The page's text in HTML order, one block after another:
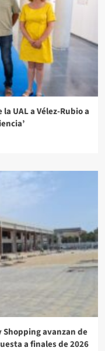
UAL a Vélez-Rubio a
Shopping avanzan de
a finales de 2026